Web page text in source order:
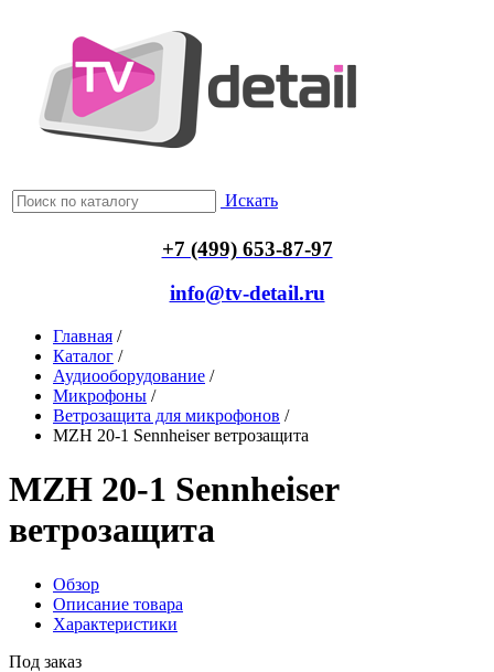
Искать
+7 (499) 653-87-97
info@tv-detail.ru
Главная /
Каталог /
Аудиооборудование /
Микрофоны /
Ветрозащита для микрофонов /
MZH 20-1 Sennheiser ветрозащита
MZH 20-1 Sennheiser
ветрозащита
Обзор
Описание товара
Характеристики
Под заказ